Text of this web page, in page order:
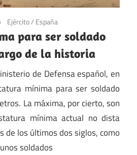
Ejército/ España
para ser soldado
de la historia
de Defensa español, en
mínima para ser soldado
La máxima, por cierto, son
mínima actual no dista
de los últimos dos siglos, como
soldados